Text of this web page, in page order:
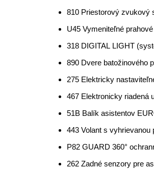
810 Priestorový zvukový
U45 Vymeniteľné
318 DIGITAL LIGHT
890 Dvere batožinového
275 Elektricky
467 Elektronicky riadená
51B Balík asistentov
443 Volant s vyhrievanou
P82 GUARD 360°
262 Zadné senzory pre